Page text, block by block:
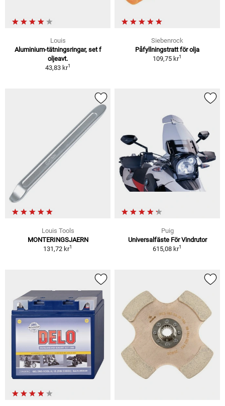
Louis
Aluminium-tätningsringar, set f
oljeavt.
43,83 kr1
Siebenrock
Påfyllningstratt för olja
109,75 kr1
Louis Tools
MONTERINGSJAERN
131,72 kr1
Puig
Universalfäste För Vindrutor
615,08 kr1